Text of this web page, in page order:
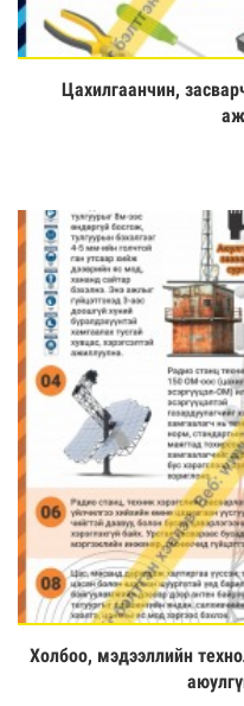
Цахилгаанчин,
Холбоо, мэдээллийн